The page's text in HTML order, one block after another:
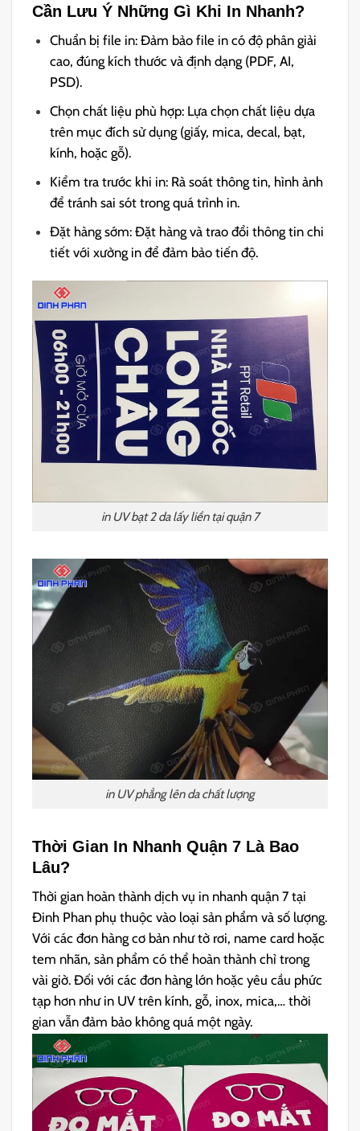
Cần Lưu Ý Những Gì Khi In Nhanh?
Chuẩn bị file in: Đảm bảo file in có độ phân giải
cao, đúng kích thước và định dạng (PDF, AI,
PSD).
Chọn chất liệu phù hợp: Lựa chọn chất liệu dựa
trên mục đích sử dụng (giấy, mica, decal, bạt,
kính, hoặc gỗ).
Kiểm tra trước khi in: Rà soát thông tin, hình ảnh
để tránh sai sót trong quá trình in.
Đặt hàng sớm: Đặt hàng và trao đổi thông tin chi
tiết với xưởng in để đảm bảo tiến độ.
in UV bạt 2 da lấy liền tại quận 7
in UV phẳng lên da chất lượng
Thời Gian In Nhanh Quận 7 Là Bao
Lâu?
Thời gian hoàn thành dịch vụ in nhanh quận 7 tại
Đinh Phan phụ thuộc vào loại sản phẩm và số lượng.
Với các đơn hàng cơ bản như tờ rơi, name card hoặc
tem nhãn, sản phẩm có thể hoàn thành chỉ trong
vài giờ. Đối với các đơn hàng lớn hoặc yêu cầu phức
tạp hơn như in UV trên kính, gỗ, inox, mica,… thời
gian vẫn đảm bảo không quá một ngày.